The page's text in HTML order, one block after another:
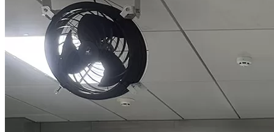
Điểm nổi bật của dòng 7m3 là sử dụng động cơ nam châm vĩnh cửu
(PMSM), giúp giảm tiêu hao điện năng và tăng độ bền so với động
cơ hộp số truyền thống. Thiết kế cánh lớn tạo luồng gió dạng hình
nón, phân bổ đều xuống sàn và lan tỏa ra xung quanh. Trong thực
tế, một quạt quạt trần công nghiệp 7m có thể thay thế 30–40 quạt
nhỏ, phù hợp cho các công trình cần tối ưu chi phí vận hành dài
hạn.